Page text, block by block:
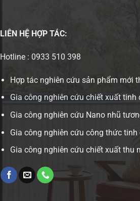
LIÊN HỆ HỢP TÁC:
Hotline : 0933 510 398
Hợp tác nghiên cứu sản phẩm mới
Gia công nghiên cứu chiết xuất tinh
Gia công nghiên cứu Nano nhũ
Gia công nghiên cứu công thức tinh
Gia công nghiên cứu chiết xuất thu